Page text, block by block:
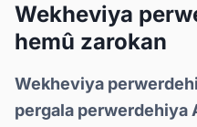
Wekheviya
hemû zarokan
Wekheviya
pergala perwerdehiya